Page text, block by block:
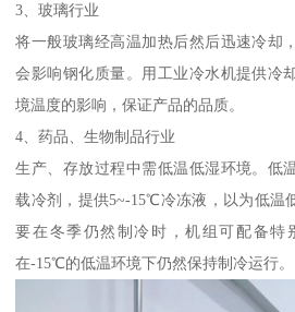
3、玻璃行业
将一般玻璃经高温加热后然后迅速冷却
会影响钢化质量。用工业冷水机提供冷
境温度的影响，保证产品的品质。
4、药品、生物制品行业
生产、存放过程中需低温低湿环境。低
载冷剂，提供5~-15℃冷冻液，以为低温
要在冬季仍然制冷时，机组可配备特
在-15℃的低温环境下仍然保持制冷运行。